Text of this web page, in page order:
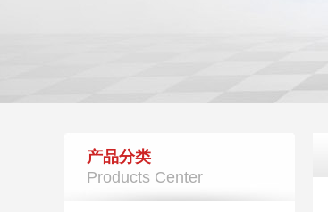
产品分类
Products Center